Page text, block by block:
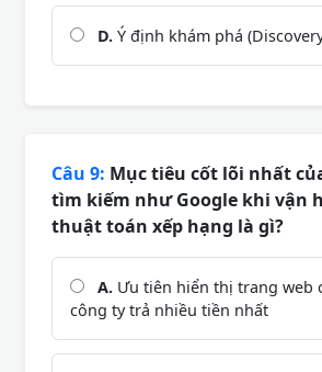
D. Ý định khám phá
Câu 9: Mục tiêu cốt lõi nhất
tìm kiếm như Google khi vận
thuật toán xếp hạng là gì?
A. Ưu tiên hiển thị trang web
công ty trả nhiều tiền nhất